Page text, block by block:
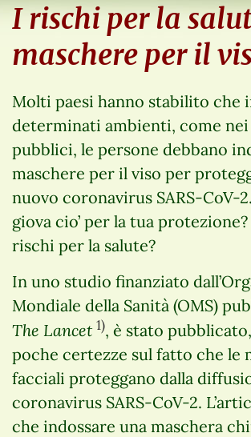
I rischi per la
maschere per il
Molti paesi hanno stabilito che
determinati ambienti, come
pubblici, le persone debbano
maschere per il viso per
nuovo coronavirus SARS-CoV-
giova cio’ per la tua
rischi per la salute?
In uno studio finanziato
Mondiale della Sanità (OMS)
The Lancet 1), è stato
poche certezze sul fatto che le
facciali proteggano dalla
coronavirus SARS-CoV-2.
che indossare una maschera